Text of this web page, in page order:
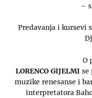
–
Predavanja i kursevi
O
LORENCO GIJELMI se
muzike renesanse i
interpretatora